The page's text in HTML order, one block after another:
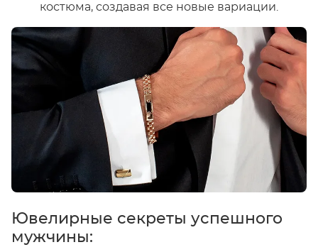
костюма, создавая все новые вариации.
Ювелирные секреты успешного
мужчины: